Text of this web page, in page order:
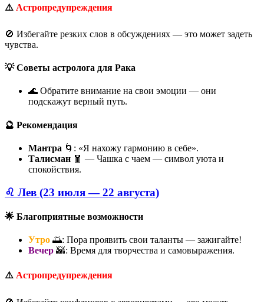
⚠️ Астропредупреждения
🚫 Избегайте резких слов в обсуждениях — это может задеть
чувства.
💡 Советы астролога для Рака
🌊 Обратите внимание на свои эмоции — они
подскажут верный путь.
🔮 Рекомендация
Мантра 🌀: «Я нахожу гармонию в себе».
Талисман 🧧 — Чашка с чаем — символ уюта и
спокойствия.
♌ Лев (23 июля — 22 августа)
🌟 Благоприятные возможности
Утро 🌅: Пора проявить свои таланты — зажигайте!
Вечер 🌇: Время для творчества и самовыражения.
⚠️ Астропредупреждения